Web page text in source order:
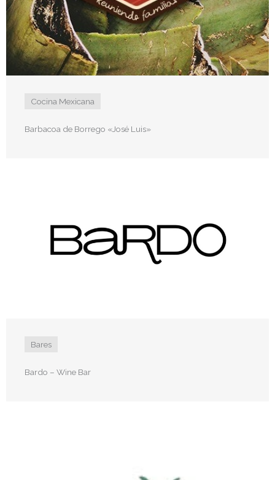
Cocina Mexicana
Barbacoa de Borrego «José Luis»
Bares
Bardo – Wine Bar